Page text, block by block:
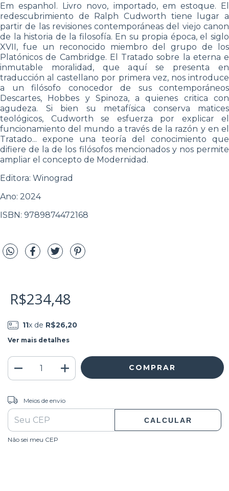
Em espanhol. Livro novo, importado, em estoque. El
redescubrimiento de Ralph Cudworth tiene lugar a
partir de las revisiones contemporáneas del viejo canon
de la historia de la filosofía. En su propia época, el siglo
XVII, fue un reconocido miembro del grupo de los
Platónicos de Cambridge. El Tratado sobre la eterna e
inmutable moralidad, que aquí se presenta en
traducción al castellano por primera vez, nos introduce
a un filósofo conocedor de sus contemporáneos
Descartes, Hobbes y Spinoza, a quienes critica con
agudeza. Si bien su metafísica conserva matices
teológicos, Cudworth se esfuerza por explicar el
funcionamiento del mundo a través de la razón y en el
Tratado... expone una teoría del conocimiento que
difiere de la de los filósofos mencionados y nos permite
ampliar el concepto de Modernidad.
Editora: Winograd
Ano: 2024
ISBN: 9789874472168
R$234,48
11x de R$26,20
Ver mais detalhes
Entregas para o CEP:
Meios de envio
CALCULAR
Não sei meu CEP